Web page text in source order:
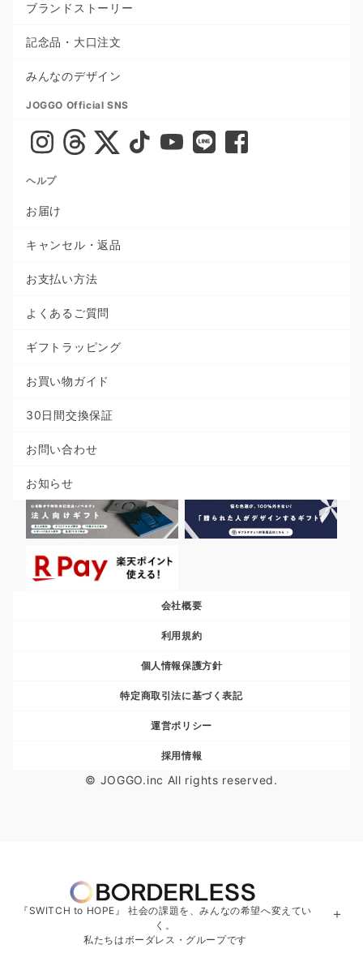
ブランドストーリー
記念品・大口注文
みんなのデザイン
JOGGO Official SNS
ヘルプ
お届け
キャンセル・返品
お支払い方法
よくあるご質問
ギフトラッピング
お買い物ガイド
30日間交換保証
お問い合わせ
お知らせ
会社概要
利用規約
個人情報保護方針
特定商取引法に基づく表記
運営ポリシー
採用情報
© JOGGO.inc All rights reserved.
『SWITCH to HOPE』 社会の課題を、みんなの希望へ変えてい
く。
私たちはボーダレス・グループです
＋